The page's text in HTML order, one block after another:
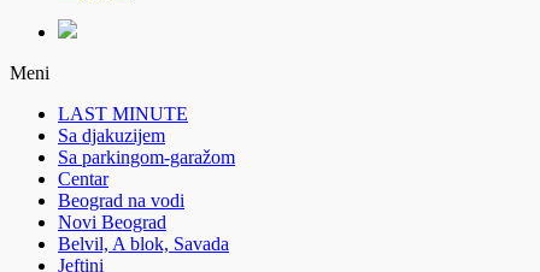
Meni
LAST MINUTE
Sa djakuzijem
Sa parkingom-garažom
Centar
Beograd na vodi
Novi Beograd
Belvil, A blok, Savada
Jeftini